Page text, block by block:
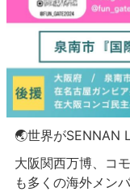
🌏世界がSENNAN
大阪関西万博、コ
も多くの海外メン